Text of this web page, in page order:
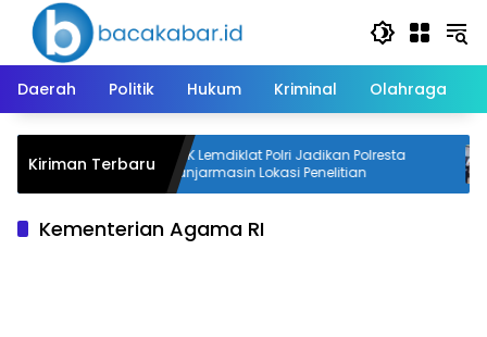
Langsung
konten
Daerah
Politik Hukum Kriminal Olahraga
Kiriman Terbaru
Polisi
STIK Lemdiklat Polri Jadikan Polresta
Banjarmasin Lokasi Penelitian
Kementerian Agama RI